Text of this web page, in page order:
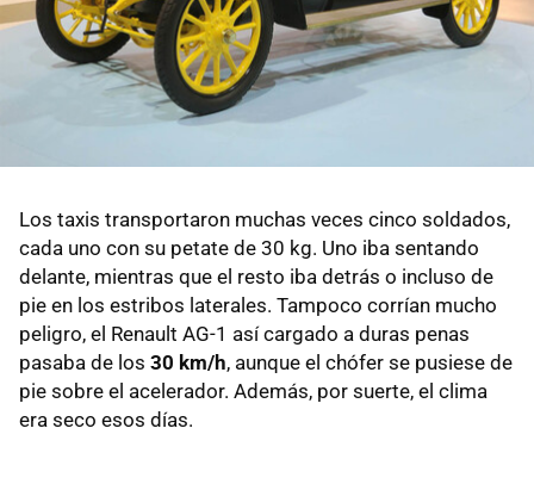
Los taxis transportaron muchas veces cinco soldados,
cada uno con su petate de 30 kg. Uno iba sentando
delante, mientras que el resto iba detrás o incluso de
pie en los estribos laterales. Tampoco corrían mucho
peligro, el Renault AG-1 así cargado a duras penas
pasaba de los 30 km/h, aunque el chófer se pusiese de
pie sobre el acelerador. Además, por suerte, el clima
era seco esos días.